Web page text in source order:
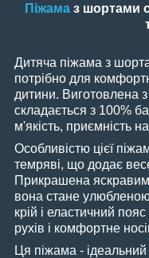
Піжама з шортами
Дитяча піжама з
потрібно для
дитини. Виготовлена з
складається з 100%
м'якість, приємність
Особливістю цієї
темряві, що додає
Прикрашена
вона стане
крій і еластичний
рухів і комфортне
Ця піжама - ідеальний